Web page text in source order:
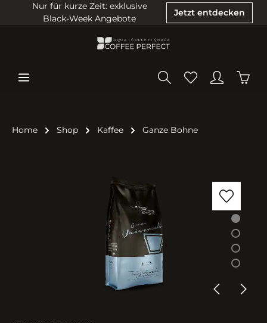
Nur für kurze Zeit: exklusive
Black-Week Angebote
Jetzt entdecken
Home Shop Kaffee Ganze Bohne